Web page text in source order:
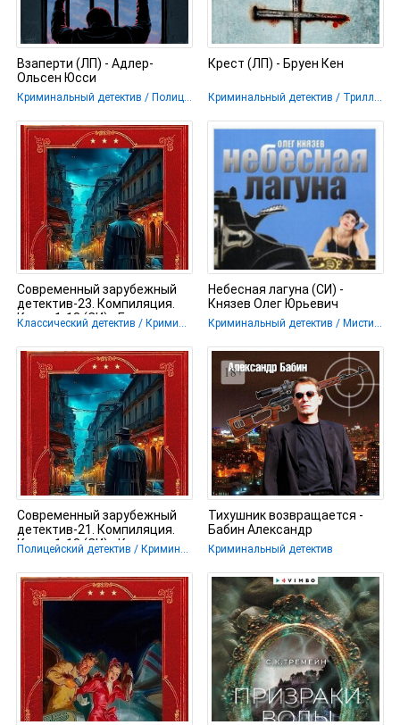
Взаперти (ЛП) - Адлер-
Ольсен Юсси
Криминальный детектив / Полицейский детектив / Триллер
Крест (ЛП) - Бруен Кен
Криминальный детектив / Триллер
Современный зарубежный
детектив-23. Компиляция.
Книги 1-18 (СИ) - Беннет
Классический детектив / Криминальный детектив / Триллер / Шпионский детектив
Небесная лагуна (СИ) -
Князев Олег Юрьевич
Криминальный детектив / Мистика
Современный зарубежный
детектив-21. Компиляция.
Книги 1-18 (СИ) - Корнуэлл Полицейский детектив / Криминальный детектив / Шпионский детектив / Крутой детектив
Тихушник возвращается -
Бабин Александр
Криминальный детектив